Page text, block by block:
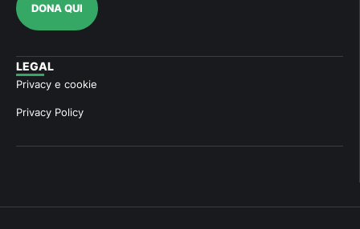
DONA QUI
LEGAL
Privacy e cookie
Privacy Policy